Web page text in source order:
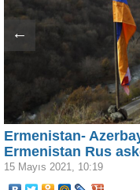
←
Ermenistan-
Ermenistan Rus
15 Mayıs 2021, 10:19